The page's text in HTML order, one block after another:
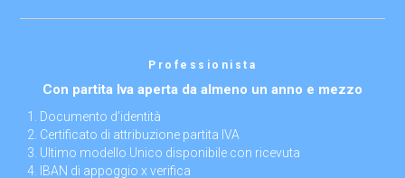
Professionista
Con partita Iva aperta da almeno un anno e mezzo
Documento d’identità
Certificato di attribuzione partita IVA
Ultimo modello Unico disponibile con ricevuta
IBAN di appoggio x verifica